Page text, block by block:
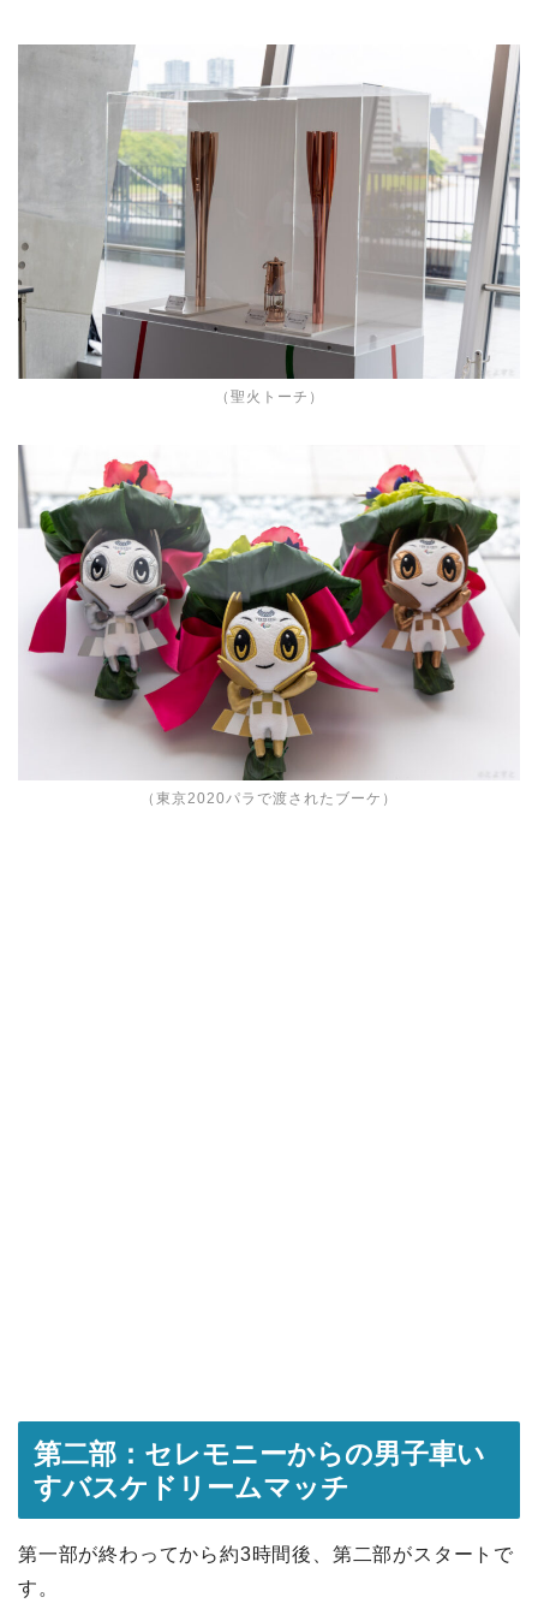
（聖火トーチ）
（東京2020パラで渡されたブーケ）
第二部：セレモニーからの男子車い
すバスケドリームマッチ
第一部が終わってから約3時間後、第二部がスタートで
す。